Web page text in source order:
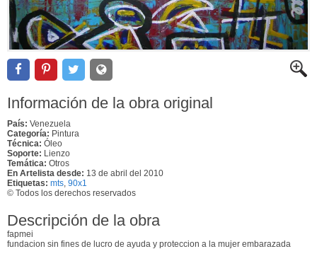
Información de la obra original
País: Venezuela
Categoría: Pintura
Técnica: Óleo
Soporte: Lienzo
Temática: Otros
En Artelista desde: 13 de abril del 2010
Etiquetas: mts 90x1
© Todos los derechos reservados
Descripción de la obra
fapmei
fundacion sin fines de lucro de ayuda y proteccion a la mujer embarazada